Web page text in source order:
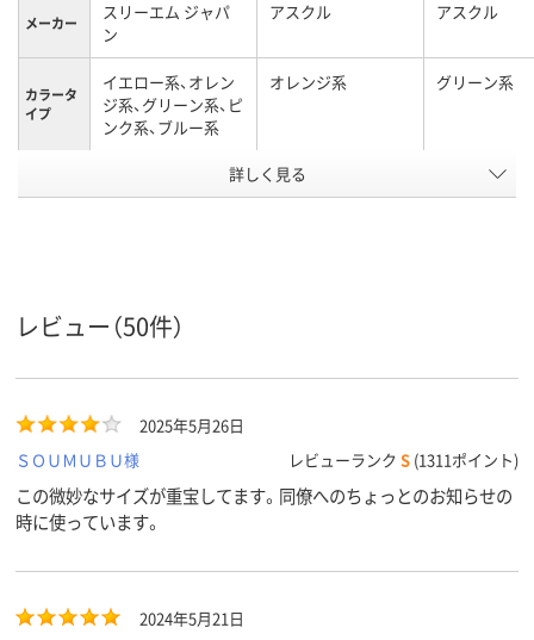
メーカー
スリーエム ジャパ
ン
アスクル アスクル
カラータ
イプ
イエロー系、オレン
ジ系、グリーン系、ピ
ンク系、ブルー系
オレンジ系 グリーン系
ループ
マルチカラー／多色
セット
マルチカラー／多色
セット
マルチカラ
セット
サイズ
強粘着 強粘着 強粘着
種類 スタンダード
アスクル
商品環境
スコア
55 55 55
詳しく見る
レビュー（50件）
2025年5月26日
ＳＯＵＭＵＢＵ様
レビューランク S (1311ポイント)
この微妙なサイズが重宝してます。同僚へのちょっとのお知らせの
時に使っています。
2024年5月21日